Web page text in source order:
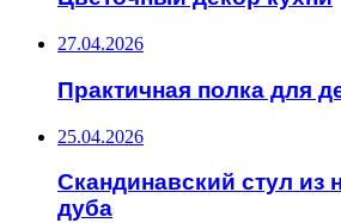
27.04.2026
Практичная полка для
25.04.2026
Скандинавский стул из
дуба